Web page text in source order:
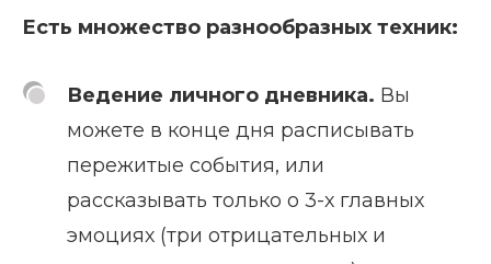
Есть множество разнообразных техник:
Ведение личного дневника. Вы
можете в конце дня расписывать
пережитые события, или
рассказывать только о 3-х главных
эмоциях (три отрицательных и